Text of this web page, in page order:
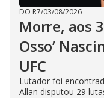
DO R7/03/08/2026
Morre, aos
Osso’
UFC
Lutador foi
Allan disputou 29